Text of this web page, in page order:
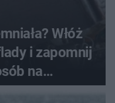
Włóż
i zapomnij
na